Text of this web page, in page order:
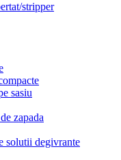
stripper
sasiu
zapada
solutii degivrante